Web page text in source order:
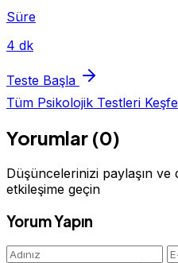
Süre
4 dk
Teste Başla
Tüm Psikolojik Testleri
Yorumlar (0)
Düşüncelerinizi paylaşın
etkileşime geçin
Yorum Yapın